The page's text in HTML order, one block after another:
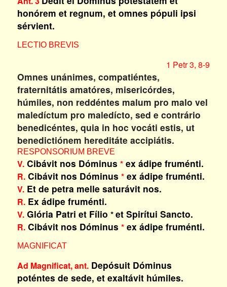
honórem et regnum, et omnes pópuli ipsi
sérvient.
LECTIO BREVIS
1 Petr 3, 8-9
Omnes unánimes, compatiéntes,
fraternitátis amatóres, misericórdes,
húmiles, non reddéntes malum pro malo vel
maledíctum pro maledícto, sed e contrário
benedicéntes, quia in hoc vocáti estis, ut
benedictiónem hereditáte accipiátis.
RESPONSORIUM BREVE
V.Cibávit nos Dóminus *ex ádipe fruménti.
R.Cibávit nos Dóminus *ex ádipe fruménti.
V.Et de petra melle saturávit nos.
R.Ex ádipe fruménti.
V.Glória Patri et Fílio *et Spirítui Sancto.
R.Cibávit nos Dóminus *ex ádipe fruménti.
MAGNIFICAT
Ad Magnificat, ant. Depósuit Dóminus
poténtes de sede, et exaltávit húmiles.